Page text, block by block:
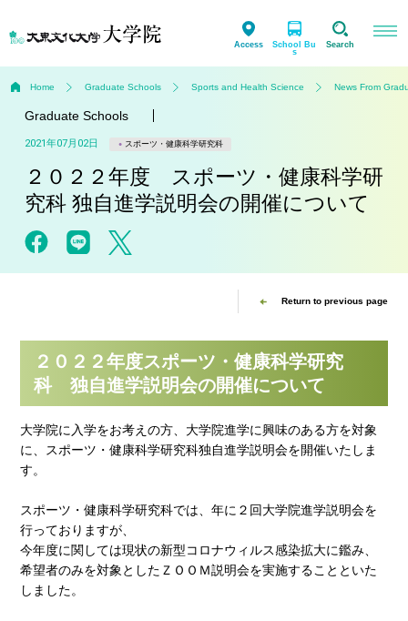
Access
School Bu
s
Search
Home Graduate Schools Sports and Health Science News From
Graduate Schools
2021年07月02日 スポーツ・健康科学研究科
２０２２年度 スポーツ・健康科学研
究科 独自進学説明会の開催について
Return to previous page
２０２２年度スポーツ・健康科学研究
科 独自進学説明会の開催について
大学院に入学をお考えの方、大学院進学に興味のある方を対象
に、スポーツ・健康科学研究科独自進学説明会を開催いたしま
す。
スポーツ・健康科学研究科では、年に２回大学院進学説明会を
行っておりますが、
今年度に関しては現状の新型コロナウィルス感染拡大に鑑み、
希望者のみを対象としたＺＯＯＭ説明会を実施することといた
しました。